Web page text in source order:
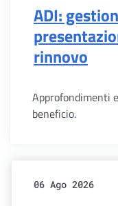
ADI:
rinnovo
Approfondimenti
beneficio.
06 Ago 2026